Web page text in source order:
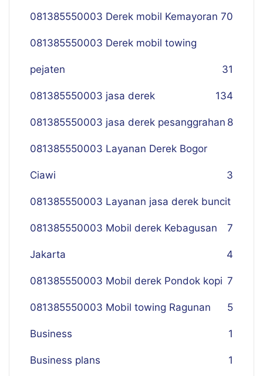
081385550003 Derek mobil Kemayoran 70
081385550003 Derek mobil towing
pejaten 31
081385550003 jasa derek 134
081385550003 jasa derek pesanggrahan 8
081385550003 Layanan Derek Bogor
Ciawi 3
081385550003 Layanan jasa derek buncit
7
081385550003 Mobil derek Kebagusan
Jakarta 4
081385550003 Mobil derek Pondok kopi 7
081385550003 Mobil towing Ragunan 5
Business 1
Business plans 1